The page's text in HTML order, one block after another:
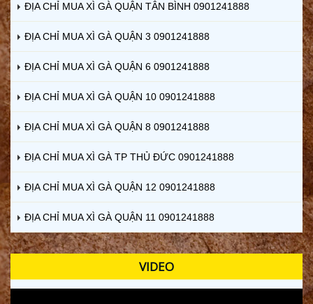
ĐỊA CHỈ MUA XÌ GÀ QUẬN TÂN BÌNH 0901241888
ĐỊA CHỈ MUA XÌ GÀ QUẬN 3 0901241888
ĐỊA CHỈ MUA XÌ GÀ QUẬN 6 0901241888
ĐỊA CHỈ MUA XÌ GÀ QUẬN 10 0901241888
ĐỊA CHỈ MUA XÌ GÀ QUẬN 8 0901241888
ĐỊA CHỈ MUA XÌ GÀ TP THỦ ĐỨC 0901241888
ĐỊA CHỈ MUA XÌ GÀ QUẬN 12 0901241888
ĐỊA CHỈ MUA XÌ GÀ QUẬN 11 0901241888
VIDEO